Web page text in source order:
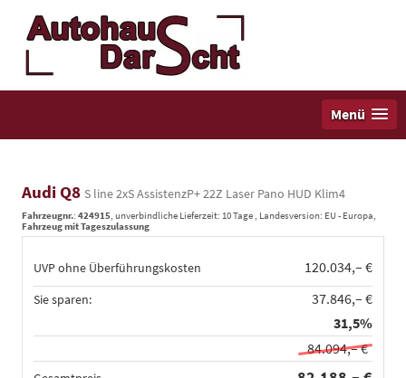
Menü
Audi Q8 S line 2xS AssistenzP+ 22Z Laser Pano HUD Klim4
Fahrzeugnr.: 424915 , unverbindliche Lieferzeit: 10 Tage , Landesversion: EU - Europa,
Fahrzeug mit Tageszulassung
UVP ohne Überführungskosten 120.034,– €
Sie sparen:
37.846,– €
31,5%
84.094,– €